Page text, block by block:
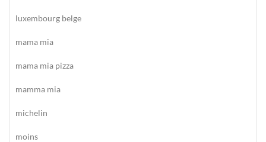
luxembourg belge
mama mia
mama mia pizza
mamma mia
michelin
moins